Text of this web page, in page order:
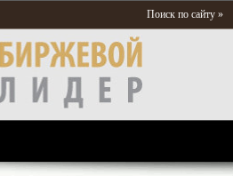
Поиск по сайту »